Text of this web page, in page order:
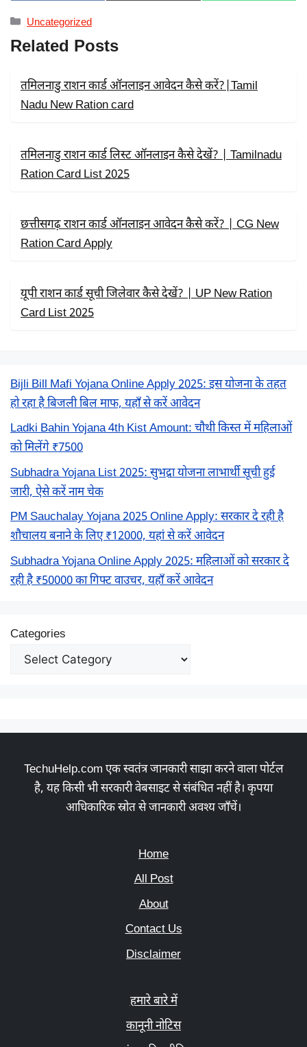
A
E
B
O
(
R
H
Categories
Uncategorized
Related Posts
तमिलनाडु राशन कार्ड ऑनलाइन आवेदन कैसे करें?|Tamil
Nadu New Ration card
तमिलनाडु राशन कार्ड लिस्ट ऑनलाइन कैसे देखें? | Tamilnadu
Ration Card List 2025
छत्तीसगढ़ राशन कार्ड ऑनलाइन आवेदन कैसे करें? | CG New
Ration Card Apply
यूपी राशन कार्ड सूची जिलेवार कैसे देखें? | UP New Ration
Card List 2025
Bijli Bill Mafi Yojana Online Apply 2025: इस योजना के तहत
हो रहा है बिजली बिल माफ, यहाँ से करें आवेदन
Ladki Bahin Yojana 4th Kist Amount: चौथी किस्त में महिलाओं
को मिलेंगे ₹7500
Subhadra Yojana List 2025: सुभद्रा योजना लाभार्थी सूची हुई
जारी, ऐसे करें नाम चेक
PM Sauchalay Yojana 2025 Online Apply: सरकार दे रही है
शौचालय बनाने के लिए ₹12000, यहां से करें आवेदन
Subhadra Yojana Online Apply 2025: महिलाओं को सरकार दे
रही है ₹50000 का गिफ्ट वाउचर, यहाँ करें आवेदन
Categories
TechuHelp.com एक स्वतंत्र जानकारी साझा करने वाला पोर्टल
है, यह किसी भी सरकारी वेबसाइट से संबंधित नहीं है। कृपया
आधिकारिक स्रोत से जानकारी अवश्य जाँचें।
Home
All Post
About
Contact Us
Disclaimer
हमारे बारे में
कानूनी नोटिस